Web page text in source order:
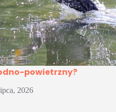
powietrzny?
2026